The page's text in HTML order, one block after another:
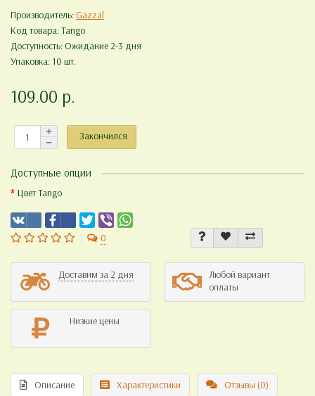
Производитель: Gazzal
Код товара:Tango
Доступность: Ожидание 2-3 дня
Упаковка: 10 шт.
109.00 р.
Закончился
Доступные опции
Цвет Tango
0
Доставим за 2 дня
Любой вариант
оплаты
Низкие цены
Описание Характеристики Отзывы (0)